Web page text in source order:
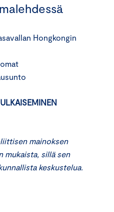
Hongkongin
mainoksen
mukaista, sillä sen
keskustelua.